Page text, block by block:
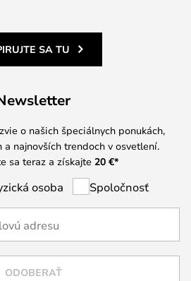
SA TU
o našich špeciálnych ponukách,
a najnovších trendoch v osvetlení.
sa teraz a získajte 20 €*
osoba Spoločnosť
ODOBERAŤ